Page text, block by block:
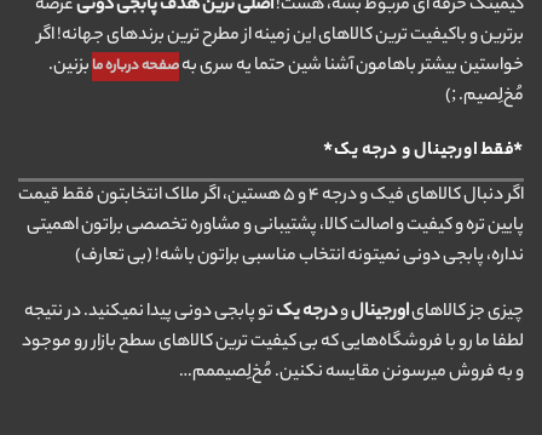
گیمینگ حرفه ای مربوط بشه، هست!اصلی ترین هدف پابجی دونیعرضه
برترین و باکیفیت ترین کالاهای این زمینه از مطرح ترین برندهای جهانه! اگر
خواستین بیشتر باهامون آشنا شین حتما یه سری بهصفحه درباره ما بزنین.
مُخ‌لِصیم. ;)
*فقط اورجینال و درجه یک*
اگر دنبال کالاهای فیک و درجه ۴ و ۵ هستین، اگر ملاک انتخابتون فقط قیمت
پایین تره و کیفیت و اصالت کالا، پشتیبانی و مشاوره تخصصی براتون اهمیتی
نداره، پابجی دونی نمیتونه انتخاب مناسبی براتون باشه! (بی تعارف)
چیزی جز کالاهایاورجینالودرجه یکتو پابجی دونی پیدا نمیکنید. در نتیجه
لطفا ما رو با فروشگاه‌هایی که بی کیفیت ترین کالاهای سطح بازار رو موجود
و به فروش میرسونن مقایسه نکنین. مُخ‌لِصیممم…